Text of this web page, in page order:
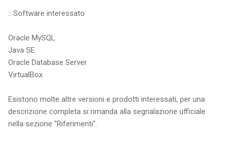
:: Software interessato
Oracle MySQL
Java SE
Oracle Database Server
VirtualBox
Esistono molte altre versioni e prodotti interessati, per una
descrizione completa si rimanda alla segnalazione ufficiale
nella sezione "Riferimenti".